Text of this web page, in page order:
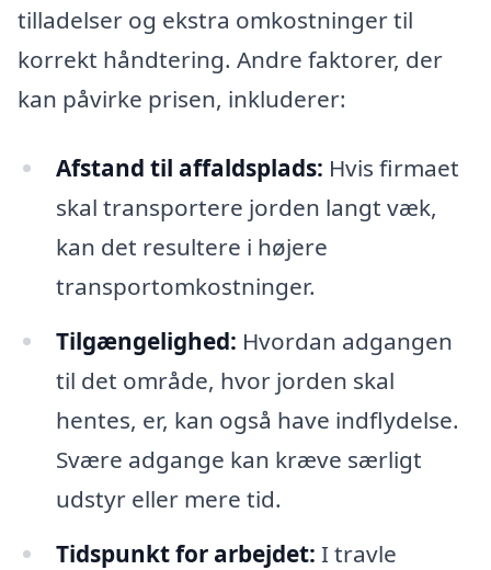
tilladelser og ekstra omkostninger til
korrekt håndtering. Andre faktorer, der
kan påvirke prisen, inkluderer:
Afstand til affaldsplads: Hvis firmaet
skal transportere jorden langt væk,
kan det resultere i højere
transportomkostninger.
Tilgængelighed: Hvordan adgangen
til det område, hvor jorden skal
hentes, er, kan også have indflydelse.
Svære adgange kan kræve særligt
udstyr eller mere tid.
Tidspunkt for arbejdet: I travle